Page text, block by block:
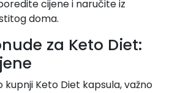
cijene i naručite iz
doma.
za Keto Diet:
kupnji Keto Diet kapsula, važno